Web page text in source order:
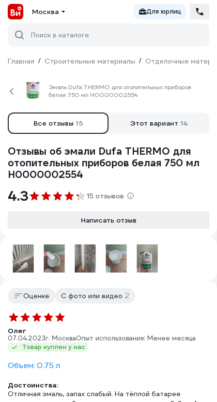
Москва Для юрлиц
Поиск в каталоге
Главная / Строительные материалы / Отделочные
Эмаль Dufa THERMO для отопительных приборов
белая 750 мл Н0000002554
Все отзывы 15 Этот вариант 14
Отзывы об эмали Dufa THERMO для
отопительных приборов белая 750 мл
Н0000002554
4.3 15 отзывов
Написать отзыв
Оценке С фото или видео 2
Олег
07.04.2023г. МоскваОпыт использования: Менее месяца
Товар куплен у нас
Объем: 0.75 л
Достоинства:
Отличная эмаль, запах слабый. На тёплой батарее